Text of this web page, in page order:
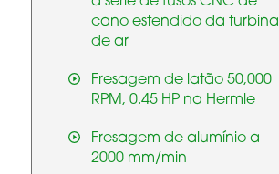
cano estendido da turbina
de ar
Fresagem de latão 50,000
RPM, 0.45 HP na Hermle
Fresagem de alumínio a
2000 mm/min